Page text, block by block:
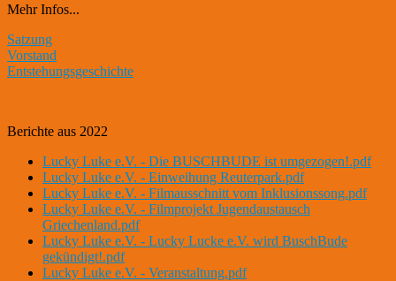
Mehr Infos...
Satzung
Vorstand
Entstehungsgeschichte
Berichte aus 2022
Lucky Luke e.V. - Die BUSCHBUDE ist umgezogen!.pdf
Lucky Luke e.V. - Einweihung Reuterpark.pdf
Lucky Luke e.V. - Filmausschnitt vom Inklusionssong.pdf
Lucky Luke e.V. - Filmprojekt Jugendaustausch
Griechenland.pdf
Lucky Luke e.V. - Lucky Lucke e.V. wird BuschBude
gekündigt!.pdf
Lucky Luke e.V. - Veranstaltung.pdf